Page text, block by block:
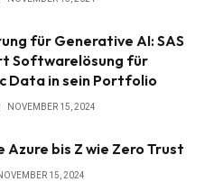
für Generative AI: SAS
Softwarelösung für
Data in sein Portfolio
NOVEMBER 15, 2024
Azure bis Z wie Zero Trust
15, 2024